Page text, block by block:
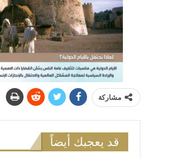
مشاركة
قد يعجبك أيضاً